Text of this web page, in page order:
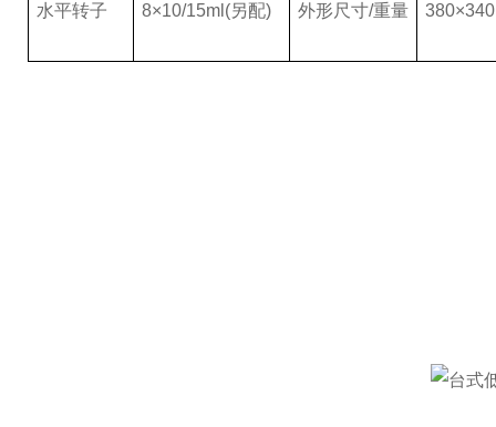
水平转子 8×10/15ml(另配) 外形尺寸/重量